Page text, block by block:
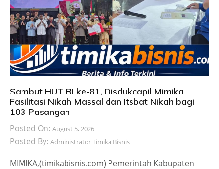
Sambut HUT RI ke-81, Disdukcapil Mimika
Fasilitasi Nikah Massal dan Itsbat Nikah bagi
103 Pasangan
Posted On: August 5, 2026
Posted By: Administrator Timika Bisnis
MIMIKA,(timikabisnis.com) Pemerintah Kabupaten